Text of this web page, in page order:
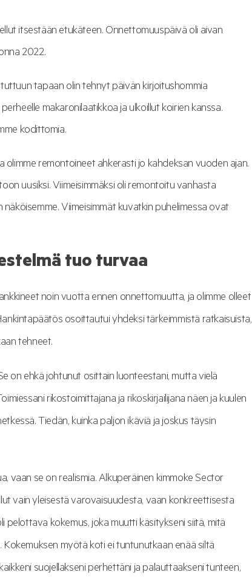
itsestään etukäteen. Onnettomuuspäivä oli aivan
2022.
tapaan olin tehnyt päivän kirjoitushommia
makaronilaatikkoa ja ulkoillut koirien kanssa.
kodittomia.
olimme remontoineet ahkerasti jo kahdeksan vuoden ajan.
uusiksi. Viimeisimmäksi oli remontoitu vanhasta
Viimeisimmät kuvatkin puhelimessa ovat
tuo turvaa
noin vuotta ennen onnettomuutta, ja olimme olleet
osoittautui yhdeksi tärkeimmistä ratkaisuista,
tehneet.
on ehkä johtunut osittain luonteestani, mutta vielä
rikostoimittajana ja rikoskirjailijana näen ja kuulen
Tiedän, kuinka paljon ikäviä ja joskus täysin
vaan se on realismia. Alkuperäinen kimmoke Sector
vain yleisestä varovaisuudesta, vaan konkreettisesta
pelottava kokemus, joka muutti käsitykseni siitä, mitä
myötä koti ei tuntunutkaan enää siltä
suojellakseni perhettäni ja palauttaakseni tunteen,